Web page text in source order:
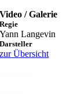
Video / Galerie
Regie
Yann Langevin
Darsteller
zur Übersicht